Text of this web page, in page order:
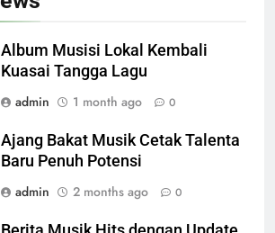
Album Musisi Lokal Kembali
Kuasai Tangga Lagu
admin
1 month ago 0
Ajang Bakat Musik Cetak Talenta
Baru Penuh Potensi
admin
2 months ago 0